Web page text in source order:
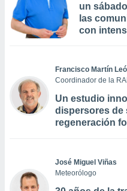
un
las
con
Francisco Martín
Coordinador de la
Un estudio
dispersores de
regeneración
José Miguel Viñas
Meteorólogo